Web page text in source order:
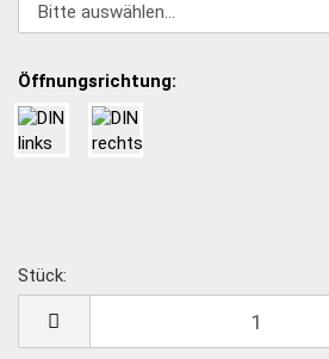
Öffnungsrichtung:
Stück: